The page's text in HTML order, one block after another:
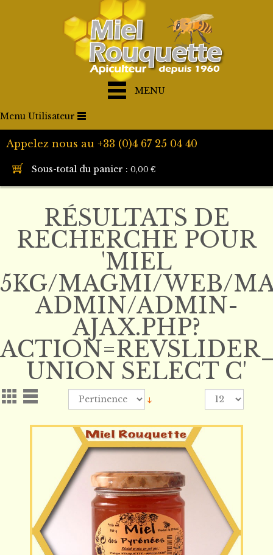
MENU
Menu Utilisateur
Appelez nous au +33 (0)4 67 25 04 40
Sous-total du panier : 0,00 €
RÉSULTATS DE
RECHERCHE POUR
'MIEL
5KG/MAGMI/WEB/
ADMIN/ADMIN-
AJAX.PHP?
UNION SELECT C'